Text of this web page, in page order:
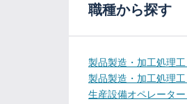
職種から探す
製品製造・加工処理工
製品製造・加工処理
生産設備オペレーター